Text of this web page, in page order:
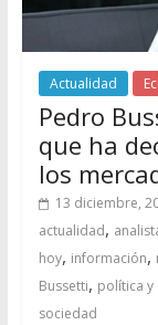
Actualidad
Pedro
que ha
los
13 diciembre,
actualidad,
hoy, información,
Bussetti, política y
sociedad